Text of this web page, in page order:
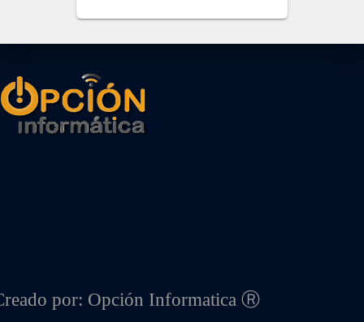
por: Opción Informatica Ⓡ